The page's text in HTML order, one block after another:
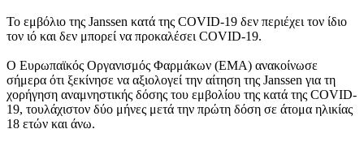
Το εμβόλιο της Janssen κατά της COVID-19 δεν περιέχει τον ίδιο
τον ιό και δεν μπορεί να προκαλέσει COVID-19.
Ο Ευρωπαϊκός Οργανισμός Φαρμάκων (ΕΜΑ) ανακοίνωσε
σήμερα ότι ξεκίνησε να αξιολογεί την αίτηση της Janssen για τη
χορήγηση αναμνηστικής δόσης του εμβολίου της κατά της COVID-
19, τουλάχιστον δύο μήνες μετά την πρώτη δόση σε άτομα ηλικίας
18 ετών και άνω.